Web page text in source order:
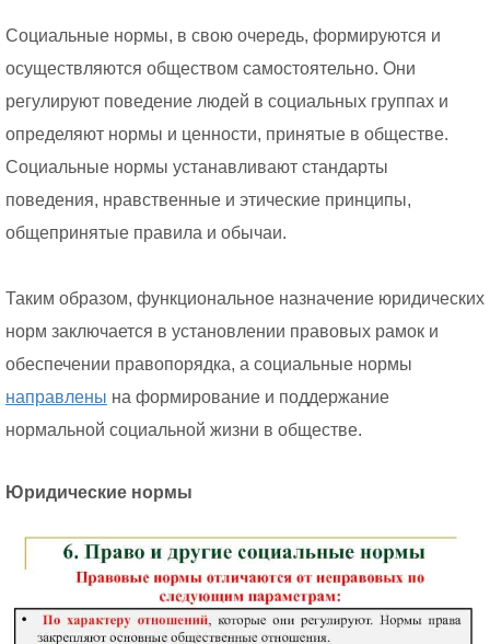
Социальные нормы, в свою очередь, формируются и
осуществляются обществом самостоятельно. Они
регулируют поведение людей в социальных группах и
определяют нормы и ценности, принятые в обществе.
Социальные нормы устанавливают стандарты
поведения, нравственные и этические принципы,
общепринятые правила и обычаи.
Таким образом, функциональное назначение юридических
норм заключается в установлении правовых рамок и
обеспечении правопорядка, а социальные нормы
направлены на формирование и поддержание
нормальной социальной жизни в обществе.
Юридические нормы